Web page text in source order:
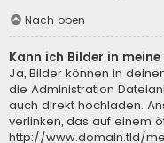
Nach oben
Kann ich Bilder in
Ja, Bilder können in
die Administration
auch direkt hochladen.
verlinken, das auf einem
http://www.domain.tld/